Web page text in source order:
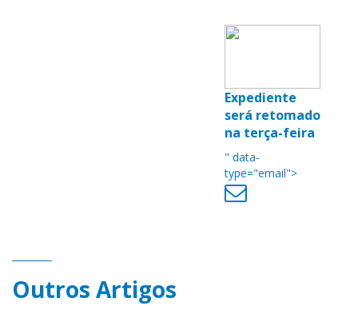
Expediente
será retomado
na terça-feira
" data-
type="email">
Outros Artigos